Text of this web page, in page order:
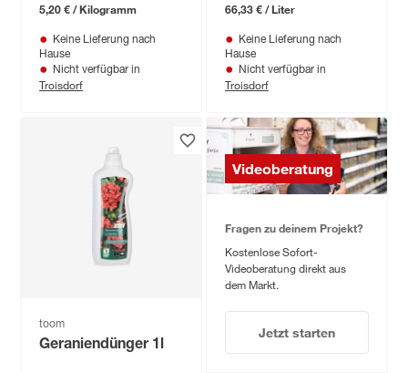
5,20 € / Kilogramm
Keine Lieferung nach
Hause
Nicht verfügbar in
Troisdorf
66,33 € / Liter
Keine Lieferung nach
Hause
Nicht verfügbar in
Troisdorf
toom
Geraniendünger 1l
Videoberatung
Fragen zu deinem Projekt?
Kostenlose Sofort-
Videoberatung direkt aus
dem Markt.
Jetzt starten